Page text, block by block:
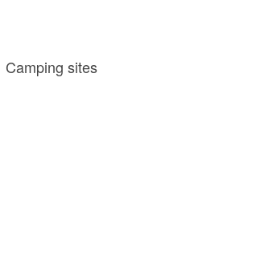
Camping sites